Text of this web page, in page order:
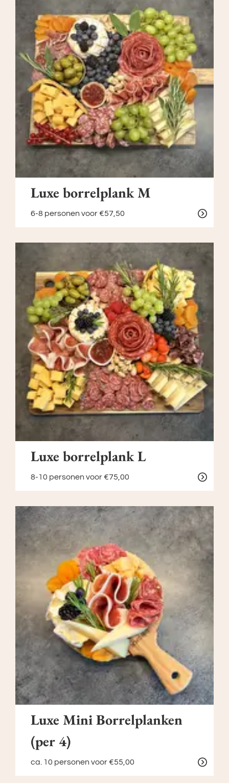
Luxe borrelplank M
6-8 personen voor €57,50
Luxe borrelplank L
8-10 personen voor €75,00
Luxe Mini Borrelplanken
(per 4)
ca. 10 personen voor €55,00